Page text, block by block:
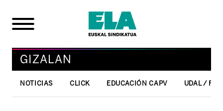
GIZALAN
NOTICIAS CLICK EDUCACIÓN CAPV UDAL /